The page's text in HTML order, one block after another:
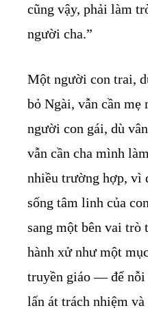
cũng vậy, phải làm
người cha.”
Một người con trai,
bỏ Ngài, vẫn cần
người con gái, dù
vẫn cần cha mình
nhiều trường hợp, vì
sống tâm linh của
sang một bên vai trò
hành xử như một
truyền giáo — để nỗi
lấn át trách nhiệm